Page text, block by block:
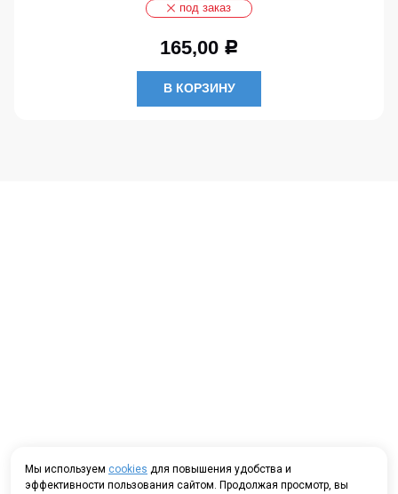
под заказ
165,00 Р
В КОРЗИНУ
Мы используем cookies для повышения удобства и
эффективности пользования сайтом. Продолжая просмотр, вы